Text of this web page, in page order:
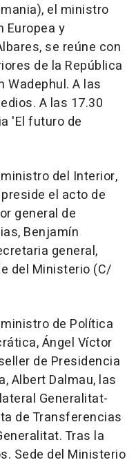
el ministro
Europea y
se reúne con
de la República
Wadephul. A las
A las 17.30
'El futuro de
del Interior,
el acto de
general de
Benjamín
general,
del Ministerio (C/
de Política
Ángel Víctor
de Presidencia
Albert Dalmau, las
Generalitat-
de Transferencias
Tras la
Sede del Ministerio